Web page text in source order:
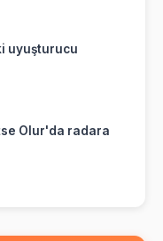
uyuşturucu
Olur'da radara